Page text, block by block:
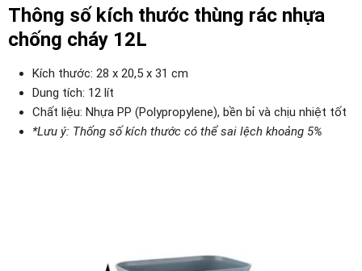
Thông số kích thước thùng rác nhựa
chống cháy 12L
Kích thước: 28 x 20,5 x 31 cm
Dung tích: 12 lít
Chất liệu: Nhựa PP (Polypropylene), bền bỉ và chịu nhiệt tốt
*Lưu ý: Thống số kích thước có thể sai lệch khoảng 5%